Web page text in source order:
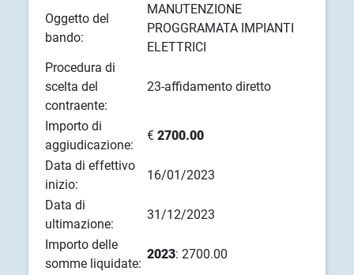
Oggetto del
bando:
MANUTENZIONE
PROGGRAMATA IMPIANTI
ELETTRICI
Procedura di
scelta del
contraente:
23-affidamento diretto
Importo di
aggiudicazione:
€ 2700.00
Data di effettivo
inizio:
16/01/2023
Data di
ultimazione:
31/12/2023
Importo delle
somme liquidate:
2023: 2700.00